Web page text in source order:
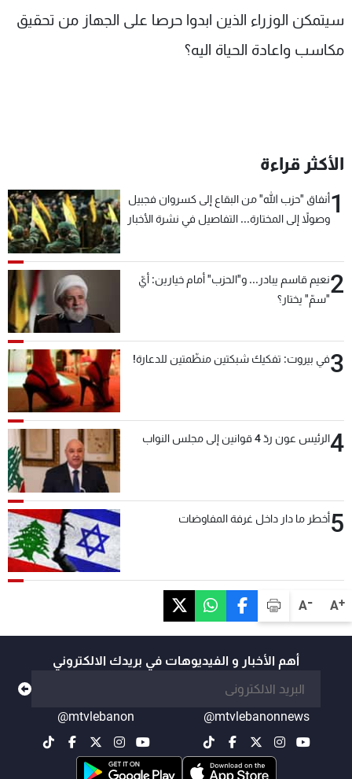
A+
A-
سيتمكن الوزراء الذين ابدوا حرصا على الجهاز من تحقيق
مكاسب واعادة الحياة اليه؟
الأكثر قراءة
1أنفاق "حزب الله" من البقاع إلى كسروان فجبيل
وصولاً إلى المختارة... التفاصيل في نشرة الأخبار
2نعيم قاسم يبادر... و"الحزب" أمام خيارين: أيّ
"سمّ" يختار؟
3في بيروت: تفكيك شبكتين منظّمتين للدعارة!
4الرئيس عون ردّ 4 قوانين إلى مجلس النواب
5أخطر ما دار داخل غرفة المفاوضات
أهم الأخبار و الفيديوهات في بريدك الالكتروني
@mtvlebanonnews
@mtvlebanon